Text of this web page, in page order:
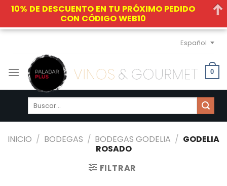
Skip
content
Español
0
Buscar
INICIO / BODEGAS / BODEGAS GODELIA / GODELIA
ROSADO
FILTRAR
10% DE DESCUENTO EN TU PRÓXIMO PEDIDO
CON CÓDIGO WEB10